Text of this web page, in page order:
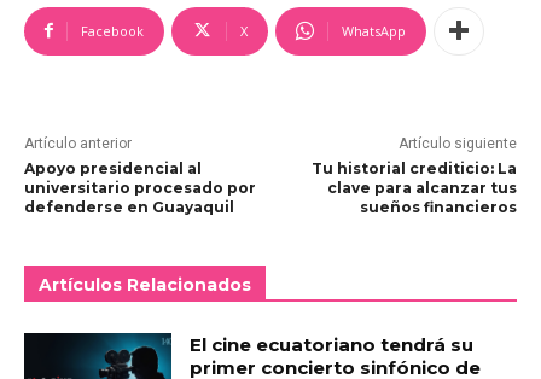
Facebook X WhatsApp
Artículo anterior
Apoyo presidencial al
universitario procesado por
defenderse en Guayaquil
Artículo siguiente
Tu historial crediticio: La
clave para alcanzar tus
sueños financieros
Artículos Relacionados
El cine ecuatoriano tendrá su
primer concierto sinfónico de